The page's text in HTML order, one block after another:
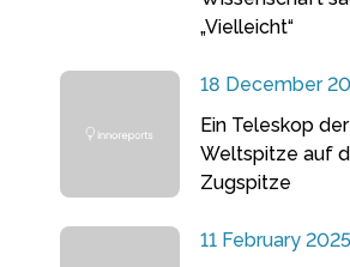
„Vielleicht“
18 December
Ein Teleskop der
Weltspitze auf
Zugspitze
11 February 2025